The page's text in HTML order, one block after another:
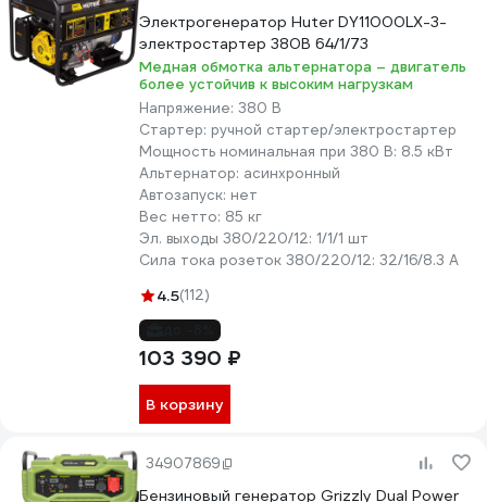
Электрогенератор Huter DY11000LX-3-
электростартер 380В 64/1/73
Медная обмотка альтернатора – двигатель
более устойчив к высоким нагрузкам
Напряжение: 380 В
Стартер: ручной стартер/электростартер
Мощность номинальная при 380 В: 8.5 кВт
Альтернатор: асинхронный
Автозапуск: нет
Вес нетто: 85 кг
Эл. выходы 380/220/12: 1/1/1 шт
Сила тока розеток 380/220/12: 32/16/8.3 А
4.5(112)
103 390 ₽
В корзину
34907869
Бензиновый генератор Grizzly Dual Power